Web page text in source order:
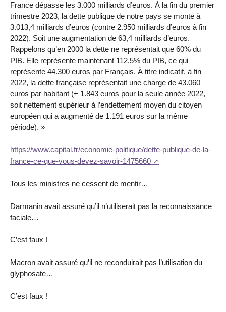
France dépasse les 3.000 milliards d’euros. À la fin du premier
trimestre 2023, la dette publique de notre pays se monte à
3.013,4 milliards d’euros (contre 2.950 milliards d’euros à fin
2022). Soit une augmentation de 63,4 milliards d’euros.
Rappelons qu’en 2000 la dette ne représentait que 60% du
PIB. Elle représente maintenant 112,5% du PIB, ce qui
représente 44.300 euros par Français. À titre indicatif, à fin
2022, la dette française représentait une charge de 43.060
euros par habitant (+ 1.843 euros pour la seule année 2022,
soit nettement supérieur à l’endettement moyen du citoyen
européen qui a augmenté de 1.191 euros sur la même
période). »
https://www.capital.fr/economie-politique/dette-publique-de-la-
france-ce-que-vous-devez-savoir-1475660
Tous les ministres ne cessent de mentir…
Darmanin avait assuré qu’il n’utiliserait pas la reconnaissance
faciale…
C’est faux !
Macron avait assuré qu’il ne reconduirait pas l’utilisation du
glyphosate…
C’est faux !